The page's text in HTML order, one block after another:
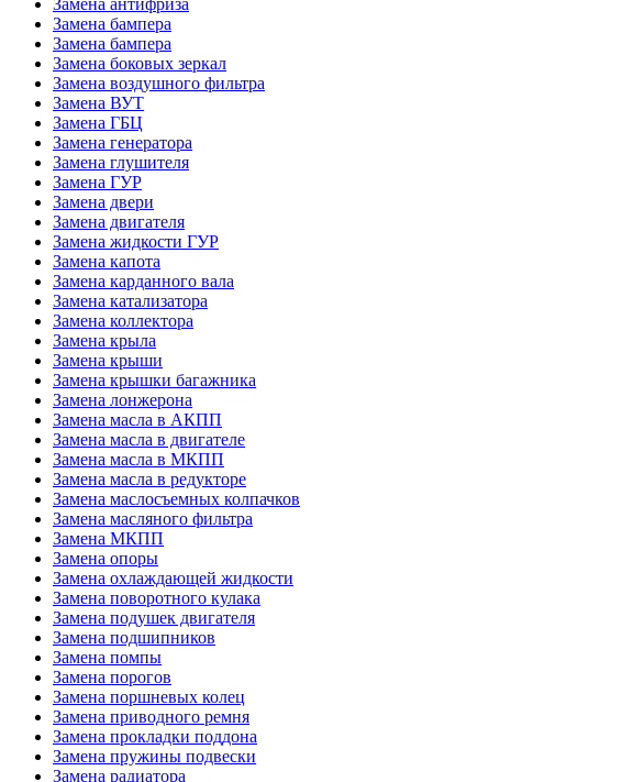
Замена антифриза
Замена бампера
Замена бампера
Замена боковых зеркал
Замена воздушного фильтра
Замена ВУТ
Замена ГБЦ
Замена генератора
Замена глушителя
Замена ГУР
Замена двери
Замена двигателя
Замена жидкости ГУР
Замена капота
Замена карданного вала
Замена катализатора
Замена коллектора
Замена крыла
Замена крыши
Замена крышки багажника
Замена лонжерона
Замена масла в АКПП
Замена масла в двигателе
Замена масла в МКПП
Замена масла в редукторе
Замена маслосъемных колпачков
Замена масляного фильтра
Замена МКПП
Замена опоры
Замена охлаждающей жидкости
Замена поворотного кулака
Замена подушек двигателя
Замена подшипников
Замена помпы
Замена порогов
Замена поршневых колец
Замена приводного ремня
Замена прокладки поддона
Замена пружины подвески
Замена радиатора